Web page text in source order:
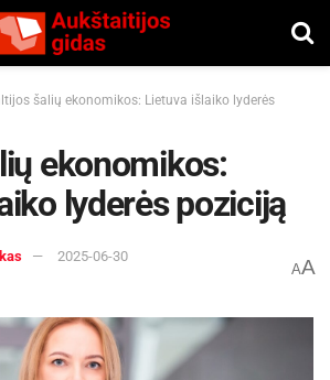
šalių ekonomikos: Lietuva išlaiko lyderės
ekonomikos:
lyderės poziciją
2025-06-30
AA